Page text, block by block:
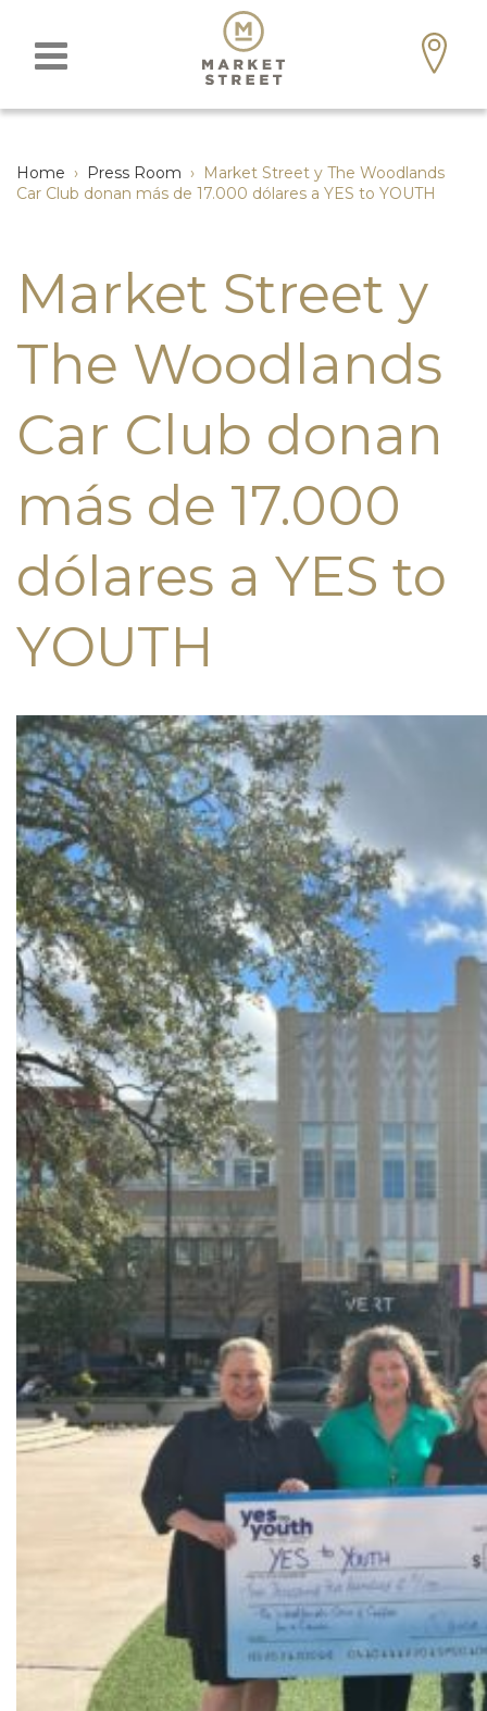
Home › Press Room › Market Street y The Woodlands
Car Club donan más de 17.000 dólares a YES to YOUTH
Market Street y
The Woodlands
Car Club donan
más de 17.000
dólares a YES to
YOUTH